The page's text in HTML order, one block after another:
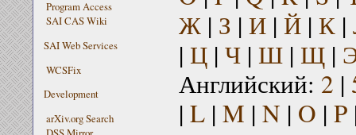
Program Access
SAI CAS Wiki
SAI Web Services
WCSFix
Development
arXiv.org Search
Ж| З | И| Й| К|
| Ц| Ч| Ш| Щ|
Английский: 2 |
| L| M | N | O | P